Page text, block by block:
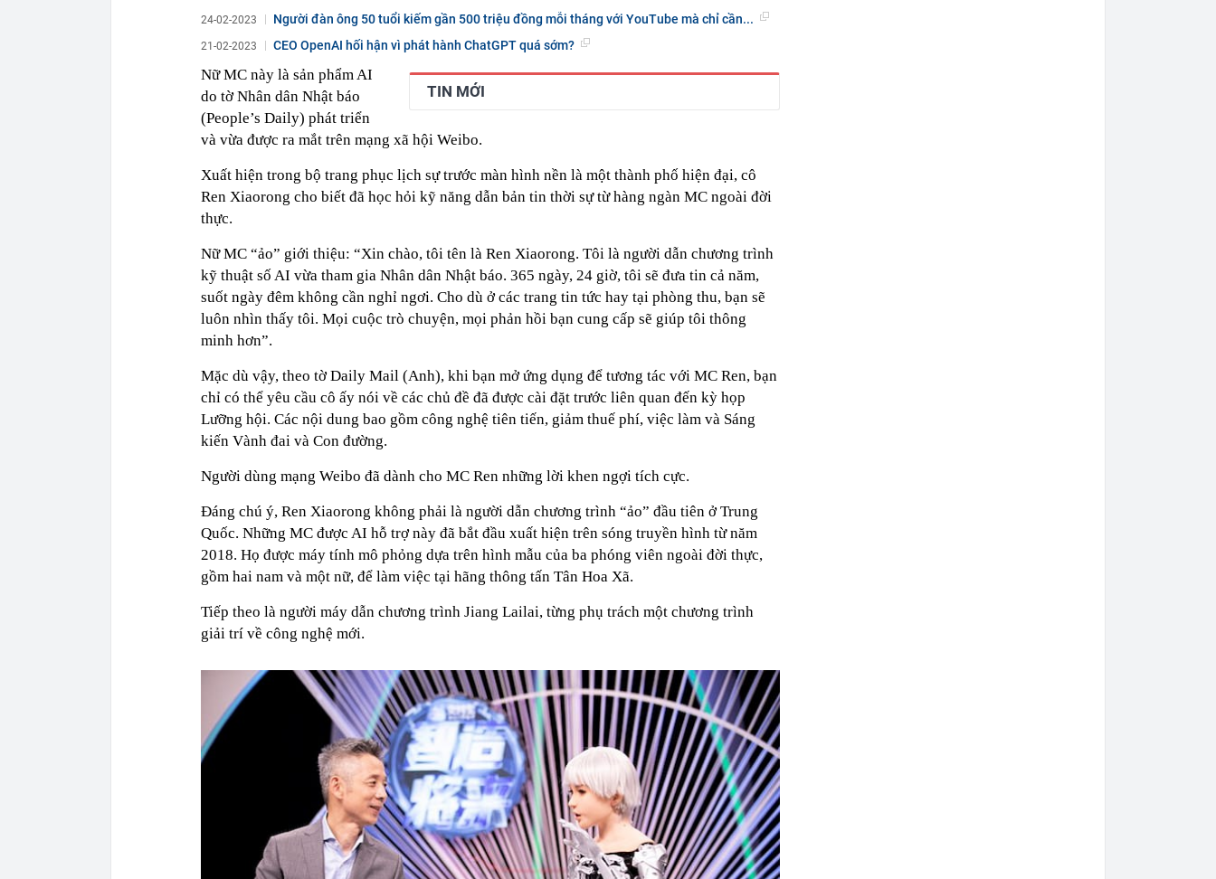
24-02-2023 Người đàn ông 50 tuổi kiếm gần 500 triệu đồng mỗi tháng với YouTube mà chỉ cần...
21-02-2023 CEO OpenAI hối hận vì phát hành ChatGPT quá sớm?
TIN MỚI
Nữ MC này là sản phẩm AI
do tờ Nhân dân Nhật báo
(People’s Daily) phát triển
và vừa được ra mắt trên mạng xã hội Weibo.
Xuất hiện trong bộ trang phục lịch sự trước màn hình nền là một thành phố hiện đại, cô
Ren Xiaorong cho biết đã học hỏi kỹ năng dẫn bản tin thời sự từ hàng ngàn MC ngoài đời
thực.
Nữ MC “ảo” giới thiệu: “Xin chào, tôi tên là Ren Xiaorong. Tôi là người dẫn chương trình
kỹ thuật số AI vừa tham gia Nhân dân Nhật báo. 365 ngày, 24 giờ, tôi sẽ đưa tin cả năm,
suốt ngày đêm không cần nghỉ ngơi. Cho dù ở các trang tin tức hay tại phòng thu, bạn sẽ
luôn nhìn thấy tôi. Mọi cuộc trò chuyện, mọi phản hồi bạn cung cấp sẽ giúp tôi thông
minh hơn”.
Mặc dù vậy, theo tờ Daily Mail (Anh), khi bạn mở ứng dụng để tương tác với MC Ren, bạn
chỉ có thể yêu cầu cô ấy nói về các chủ đề đã được cài đặt trước liên quan đến kỳ họp
Lưỡng hội. Các nội dung bao gồm công nghệ tiên tiến, giảm thuế phí, việc làm và Sáng
kiến Vành đai và Con đường.
Người dùng mạng Weibo đã dành cho MC Ren những lời khen ngợi tích cực.
Đáng chú ý, Ren Xiaorong không phải là người dẫn chương trình “ảo” đầu tiên ở Trung
Quốc. Những MC được AI hỗ trợ này đã bắt đầu xuất hiện trên sóng truyền hình từ năm
2018. Họ được máy tính mô phỏng dựa trên hình mẫu của ba phóng viên ngoài đời thực,
gồm hai nam và một nữ, để làm việc tại hãng thông tấn Tân Hoa Xã.
Tiếp theo là người máy dẫn chương trình Jiang Lailai, từng phụ trách một chương trình
giải trí về công nghệ mới.